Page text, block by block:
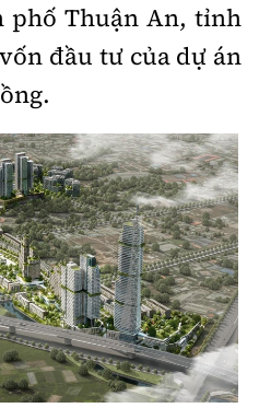
Đức Thắng,
dựng
và Phát hành:
thức nếu không có sự
phố Thuận An, tỉnh
đầu tư của dự án